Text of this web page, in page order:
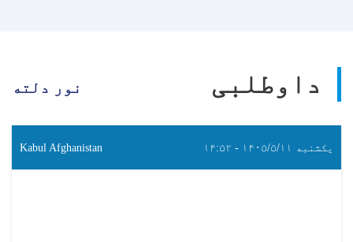
داوطلبی نور دلته
یکشنبه ۱۴۰۵/۵/۱۱ - ۱۴:۵۲ Kabul Afghanistan